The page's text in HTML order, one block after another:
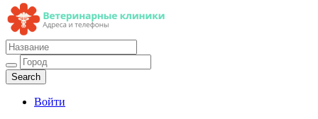
Ветеринарные клиники
Адреса и телефоны
Войти